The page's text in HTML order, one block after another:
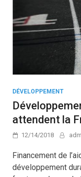
DÉVELOPPEMENT
attendent la
12/14/2018
Financement de
développement